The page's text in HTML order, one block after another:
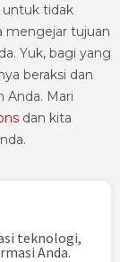
untuk tidak
mengejar tujuan
Yuk, bagi yang
beraksi dan
Anda. Mari
dan kita
teknologi,
Anda.